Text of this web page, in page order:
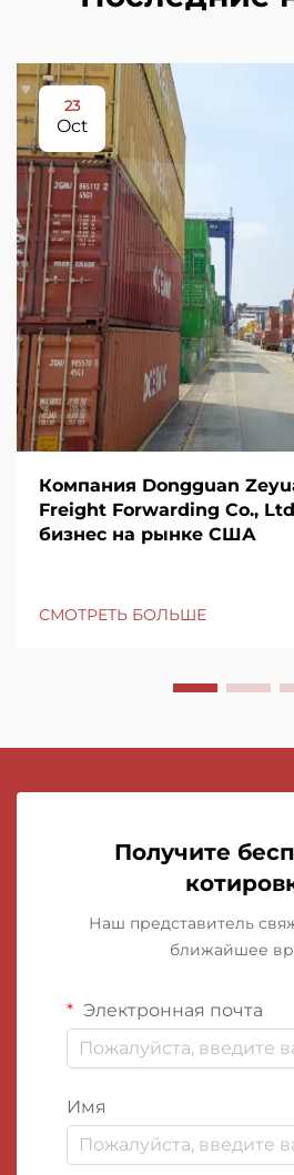
23
Oct
Компания Dongguan
Freight Forwarding Co.,
бизнес на рынке США
СМОТРЕТЬ БОЛЬШЕ
Получите
Наш представитель
ближайшее
Электронная почта
Имя